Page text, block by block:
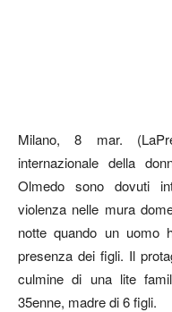
Milano, 8 mar.
internazionale della
Olmedo sono dovuti
violenza nelle mura
notte quando un uomo
presenza dei figli. Il
culmine di una lite
35enne, madre di 6 figli.